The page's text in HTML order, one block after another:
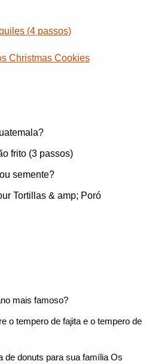
(4 passos)
Christmas Cookies
frito (3 passos)
semente?
Tortillas & amp; Poró
mais famoso?
o tempero de fajita e o tempero de
de donuts para sua família Os